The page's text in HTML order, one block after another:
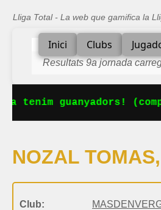
Lliga Total - La web que gamifica la
Inici Clubs
Resultats 9a jornada
tenim guanyadors!
NOZAL
Club: